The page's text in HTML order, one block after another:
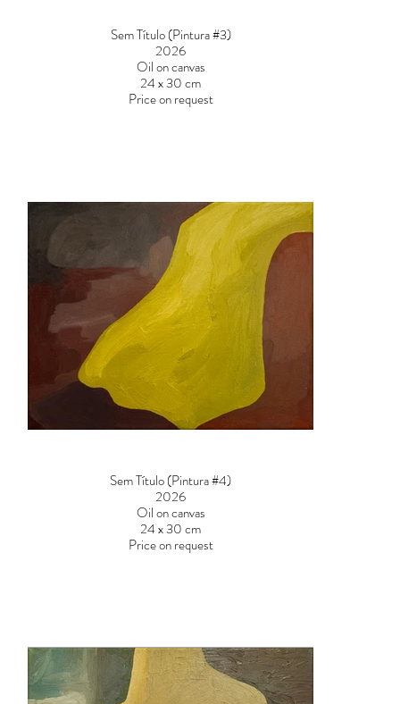
Sem Título (Pintura #3)
2026
Oil on canvas
24 x 30 cm
Price on request
Sem Título (Pintura #4)
2026
Oil on canvas
24 x 30 cm
Price on request